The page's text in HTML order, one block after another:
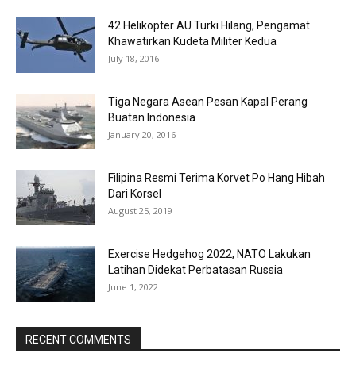
42 Helikopter AU Turki Hilang, Pengamat
Khawatirkan Kudeta Militer Kedua
July 18, 2016
Tiga Negara Asean Pesan Kapal Perang
Buatan Indonesia
January 20, 2016
Filipina Resmi Terima Korvet Po Hang Hibah
Dari Korsel
August 25, 2019
Exercise Hedgehog 2022, NATO Lakukan
Latihan Didekat Perbatasan Russia
June 1, 2022
RECENT COMMENTS